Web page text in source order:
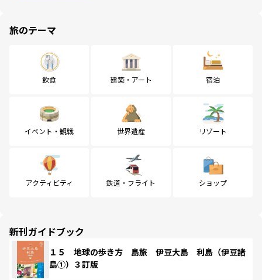
旅のテーマ
飲食 建築・アート 宿泊
イベント・観戦 世界遺産 リゾート
アクティビティ 鉄道・フライト ショップ
新刊ガイドブック
１５ 地球の歩き方 島旅 伊豆大島 利島（伊豆諸
島①）３訂版